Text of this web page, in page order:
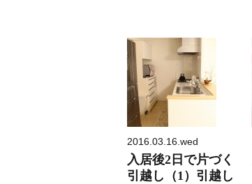
2016.03.16.wed
入居後2日で片づく
引越し（1）引越し